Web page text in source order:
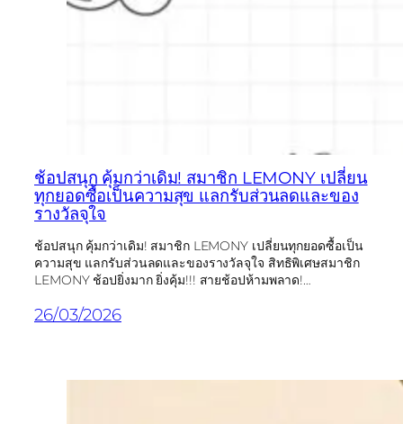
ช้อปสนุก คุ้มกว่าเดิม! สมาชิก LEMONY เปลี่ยน
ทุกยอดซื้อเป็นความสุข แลกรับส่วนลดและของ
รางวัลจุใจ
ช้อปสนุก คุ้มกว่าเดิม! สมาชิก LEMONY เปลี่ยนทุกยอดซื้อเป็น
ความสุข แลกรับส่วนลดและของรางวัลจุใจ สิทธิพิเศษสมาชิก
LEMONY ช้อปยิ่งมาก ยิ่งคุ้ม!!! สายช้อปห้ามพลาด!…
26/03/2026